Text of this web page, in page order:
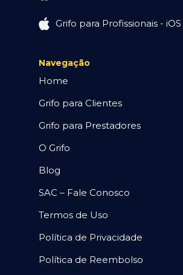
Grifo para Profissionais - iOS
Navegação
Home
Grifo para Clientes
Grifo para Prestadores
O Grifo
Blog
SAC – Fale Conosco
Termos de Uso
Política de Privacidade
Política de Reembolso